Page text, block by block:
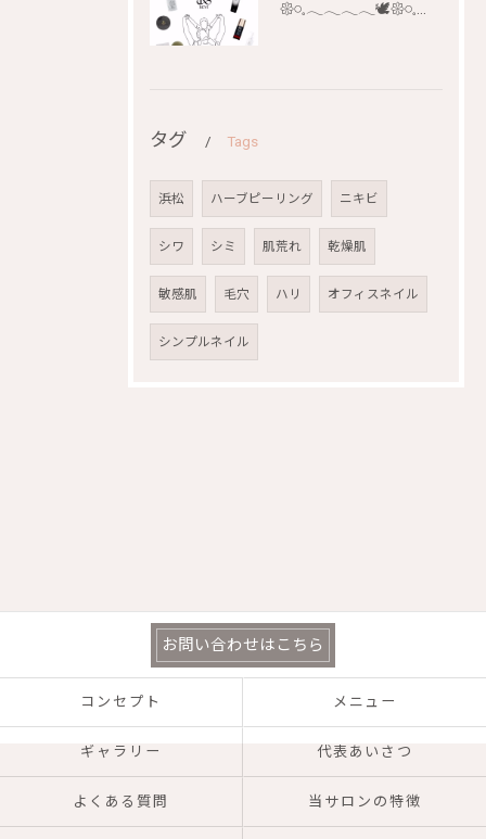
タグ Tags
浜松 ハーブピーリング ニキビ
シワ シミ 肌荒れ 乾燥肌
敏感肌 毛穴 ハリ オフィスネイル
シンプルネイル
お問い合わせはこちら
コンセプト メニュー
ギャラリー 代表あいさつ
よくある質問 当サロンの特徴